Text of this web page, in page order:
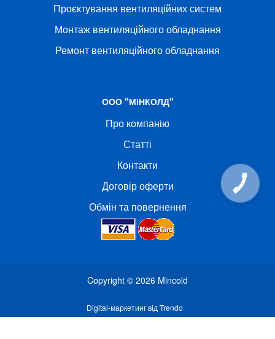
Проєктування вентиляційних систем
Монтаж вентиляційного обладнання
Ремонт вентиляційного обладнання
ООО "МІНКОЛД"
Про компанію
Статті
Контакти
Договір оферти
Обмін та повернення
Copyright © 2026 Mincold
Digital-маркетинг від Trendo
КНОПКА
СВЯЗИ